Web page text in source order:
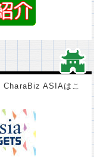
CharaBiz ASIAはこ